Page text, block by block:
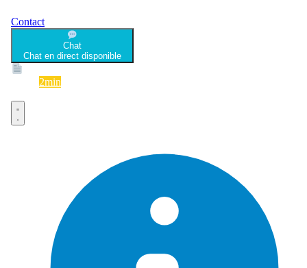
Contact
Chat
Chat en direct disponible
2min